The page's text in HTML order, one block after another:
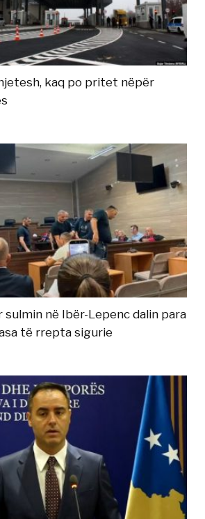
kaq po pritet nëpër
sulmin në Ibër-Lepenc dalin para
të rrepta sigurie